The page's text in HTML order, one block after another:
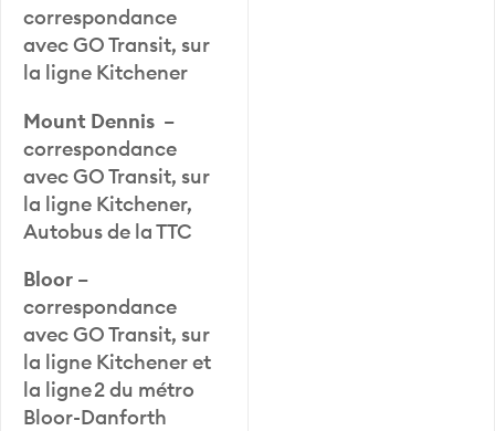
correspondance
avec GO Transit, sur
la ligne Kitchener
Mount Dennis –
correspondance
avec GO Transit, sur
la ligne Kitchener,
Autobus de la TTC
Bloor –
correspondance
avec GO Transit, sur
la ligne Kitchener et
la ligne 2 du métro
Bloor-Danforth